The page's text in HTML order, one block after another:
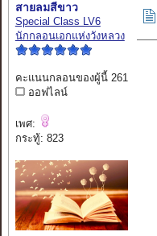
สายลมสีขาว
Special Class LV6
นักกลอนเอกแห่งวังหลวง
คะแนนกลอนของผู้นี้ 261
ออฟไลน์
เพศ:
กระทู้: 823